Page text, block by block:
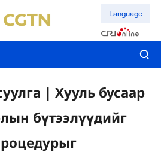
Language
| Хууль бусаар
бүтээлүүдийг